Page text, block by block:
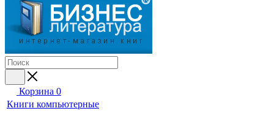
Корзина 0
Книги компьютерные